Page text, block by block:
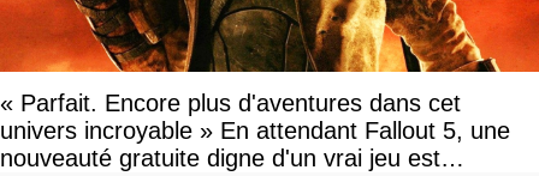
« Parfait. Encore plus d'aventures dans cet
univers incroyable » En attendant Fallout 5, une
nouveauté gratuite digne d'un vrai jeu est